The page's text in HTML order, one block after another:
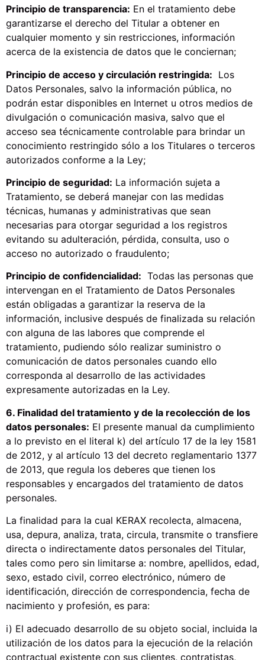
Principio de transparencia: En el tratamiento debe
garantizarse el derecho del Titular a obtener en
cualquier momento y sin restricciones, información
acerca de la existencia de datos que le conciernan;
Principio de acceso y circulación restringida: Los
Datos Personales, salvo la información pública, no
podrán estar disponibles en Internet u otros medios de
divulgación o comunicación masiva, salvo que el
acceso sea técnicamente controlable para brindar un
conocimiento restringido sólo a los Titulares o terceros
autorizados conforme a la Ley;
Principio de seguridad: La información sujeta a
Tratamiento, se deberá manejar con las medidas
técnicas, humanas y administrativas que sean
necesarias para otorgar seguridad a los registros
evitando su adulteración, pérdida, consulta, uso o
acceso no autorizado o fraudulento;
Principio de confidencialidad: Todas las personas que
intervengan en el Tratamiento de Datos Personales
están obligadas a garantizar la reserva de la
información, inclusive después de finalizada su relación
con alguna de las labores que comprende el
tratamiento, pudiendo sólo realizar suministro o
comunicación de datos personales cuando ello
corresponda al desarrollo de las actividades
expresamente autorizadas en la Ley.
6. Finalidad del tratamiento y de la recolección de los
datos personales: El presente manual da cumplimiento
a lo previsto en el literal k) del artículo 17 de la ley 1581
de 2012, y al artículo 13 del decreto reglamentario 1377
de 2013, que regula los deberes que tienen los
responsables y encargados del tratamiento de datos
personales.
La finalidad para la cual KERAX recolecta, almacena,
usa, depura, analiza, trata, circula, transmite o transfiere
directa o indirectamente datos personales del Titular,
tales como pero sin limitarse a: nombre, apellidos, edad,
sexo, estado civil, correo electrónico, número de
identificación, dirección de correspondencia, fecha de
nacimiento y profesión, es para:
i) El adecuado desarrollo de su objeto social, incluida la
utilización de los datos para la ejecución de la relación
contractual existente con sus clientes, contratistas,